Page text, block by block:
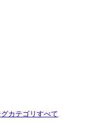
カテゴリすべて